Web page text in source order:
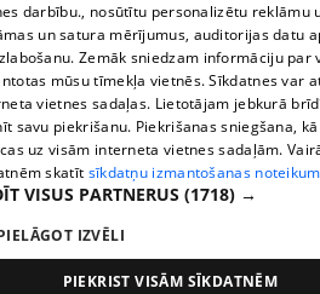
Полное или частичное
информации из баз данных 1188 в
запрещено. Также запрещается
скачивание информации.
материала, опубликованного на
только с согласия редакции сайта
Служба помощи портала: э-почта -
РазработаноSIA Helio Media2004-
darbību., nosūtītu personalizētu reklāmu
un satura mērījumus, auditorijas datu
Zemāk sniedzam informāciju par
mūsu tīmekļa vietnēs. Sīkdatnes var
vietnes sadaļas. Lietotājam jebkurā
savu piekrišanu. Piekrišanas sniegšana,
uz visām interneta vietnes sadaļām.
skatīt sīkdatņu izmantošanas
VISUS PARTNERUS (1718) →
IZVĒLI
PIEKRIST VISĀM SĪKDATNĒM